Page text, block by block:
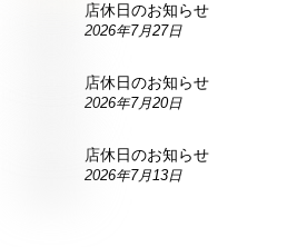
店休日のお知らせ
2026年7月27日
店休日のお知らせ
2026年7月20日
店休日のお知らせ
2026年7月13日